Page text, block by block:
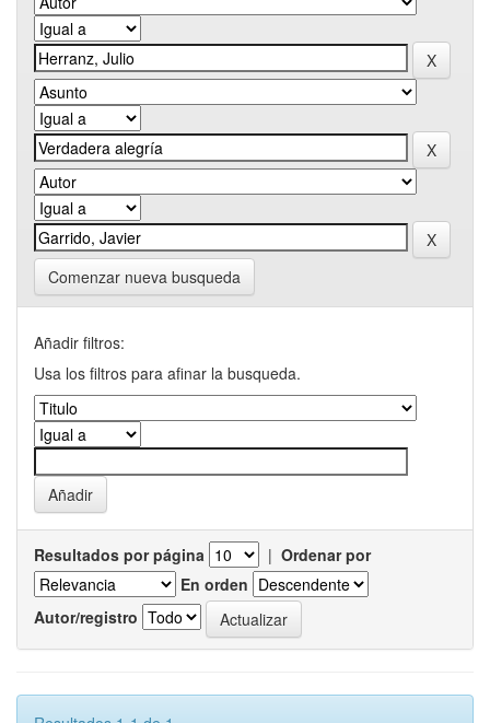
Comenzar nueva busqueda
Añadir filtros:
Usa los filtros para afinar la busqueda.
Resultados por página | Ordenar por
En orden
Autor/registro